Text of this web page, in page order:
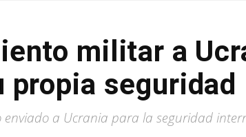
militar a
seguridad
enviado a Ucrania para la seguridad